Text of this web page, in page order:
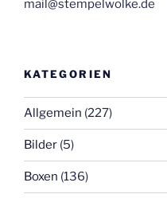
mail@stempelwolke.de
KATEGORIEN
Allgemein (227)
Bilder (5)
Boxen (136)